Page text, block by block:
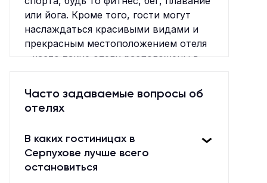
или йога. Кроме того, гости могут
наслаждаться красивыми видами и
прекрасным местоположением отеля
– часто такие отели расположены в
горами или морем. В центре внимания
в таких отелях всегда находится
гость, которому предлагаются лучшие
спортом. Таким образом, спортивные
отели – это идеальное место для тех,
кто хочет провести активный отдых в
Часто задаваемые вопросы об
отелях
В каких гостиницах в
Серпухове лучше всего
остановиться